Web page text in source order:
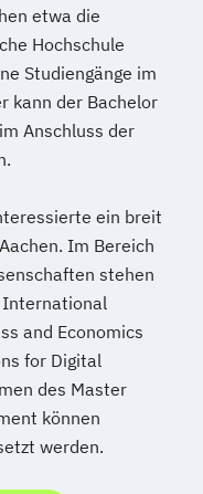
etwa die
Hochschule
Studiengänge im
kann der Bachelor
Anschluss der
ein breit
Im Bereich
stehen
International
and Economics
for Digital
des Master
können
werden.